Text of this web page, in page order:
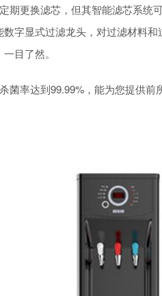
期更换滤芯，但其智能滤芯系
字显式过滤龙头，对过滤材料
目了然。
菌率达到99.99%，能为您提供前